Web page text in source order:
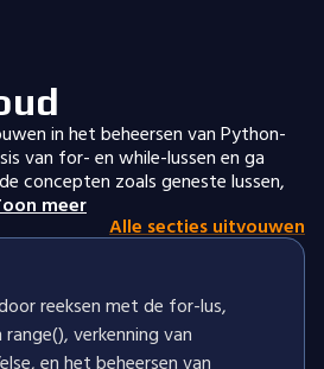
in het beheersen van Python-
van for- en while-lussen en ga
concepten zoals geneste lussen,
meer
Alle secties uitvouwen
reeksen met de for-lus,
verkenning van